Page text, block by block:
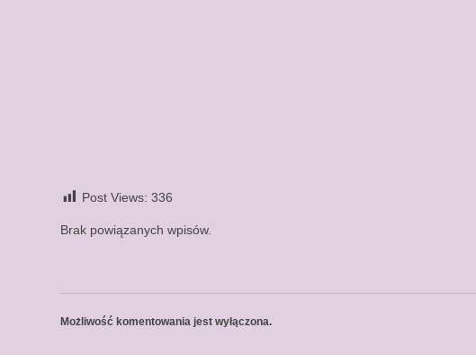
Post Views: 336
Brak powiązanych wpisów.
Możliwość komentowania jest wyłączona.